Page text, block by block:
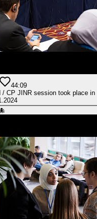
44:09
JINR session took place in